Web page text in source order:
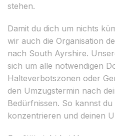
stehen.
Damit du dich um nichts
wir auch die Organisation
nach South Ayrshire.
sich um alle notwendigen
Halteverbotszonen oder
den Umzugstermin nach
Bedürfnissen. So kannst
konzentrieren und deinen